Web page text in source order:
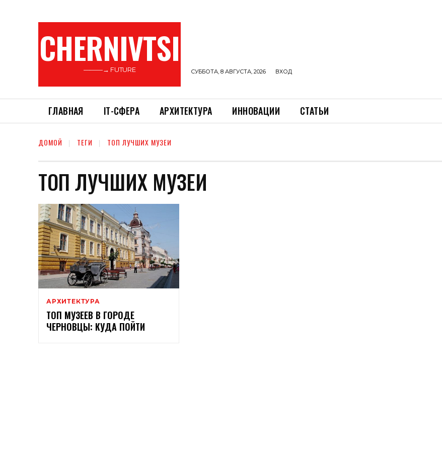
CHERNIVTSI
———→ FUTURE СУББОТА, 8 АВГУСТА, 2026 ВХОД
ГЛАВНАЯ ІТ-СФЕРА АРХИТЕКТУРА ИННОВАЦИИ СТАТЬИ
ДОМОЙ ТЕГИ ТОП ЛУЧШИХ МУЗЕИ
ТОП ЛУЧШИХ МУЗЕИ
АРХИТЕКТУРА
ТОП МУЗЕЕВ В ГОРОДЕ
ЧЕРНОВЦЫ: КУДА ПОЙТИ